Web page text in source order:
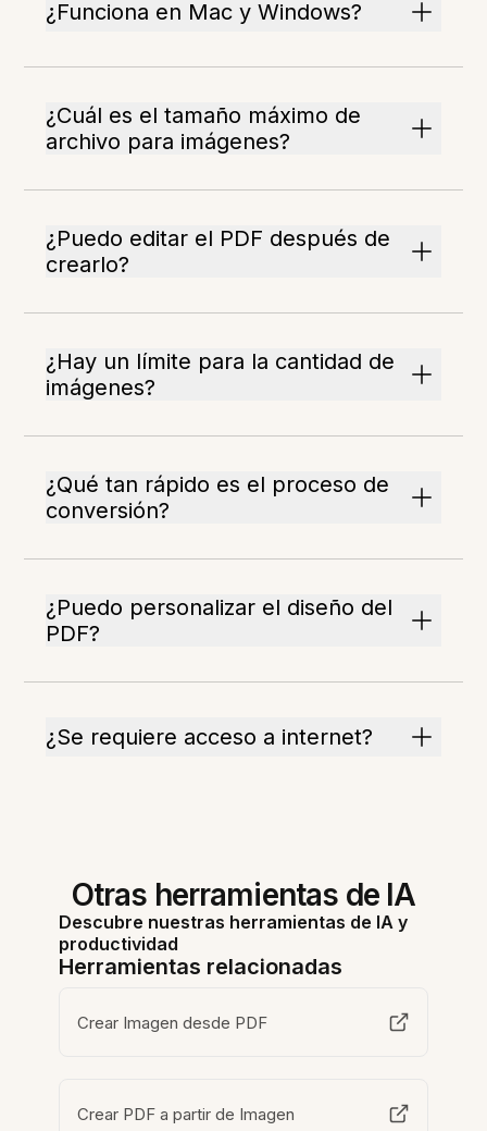
¿Funciona en Mac y Windows?
¿Cuál es el tamaño máximo de
archivo para imágenes?
¿Puedo editar el PDF después de
crearlo?
¿Hay un límite para la cantidad de
imágenes?
¿Qué tan rápido es el proceso de
conversión?
¿Puedo personalizar el diseño del
PDF?
¿Se requiere acceso a internet?
Otras herramientas de IA
Descubre nuestras herramientas de IA y
productividad
Herramientas relacionadas
Crear Imagen desde PDF
Crear PDF a partir de Imagen